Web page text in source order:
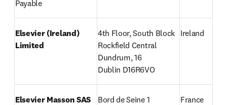
Payable
Elsevier (Ireland)
Limited
4th Floor, South Block
Rockfield Central
Dundrum, 16
Dublin D16R6VO
Ireland
Elsevier Masson SAS
Bord de Seine 1
France